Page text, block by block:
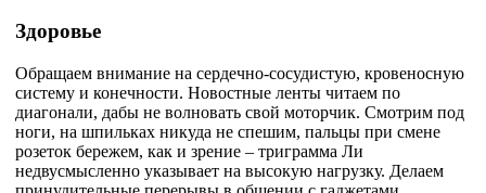
Здоровье
Обращаем внимание на сердечно-сосудистую, кровеносную
систему и конечности. Новостные ленты читаем по
диагонали, дабы не волновать свой моторчик. Смотрим под
ноги, на шпильках никуда не спешим, пальцы при смене
розеток бережем, как и зрение – триграмма Ли
недвусмысленно указывает на высокую нагрузку. Делаем